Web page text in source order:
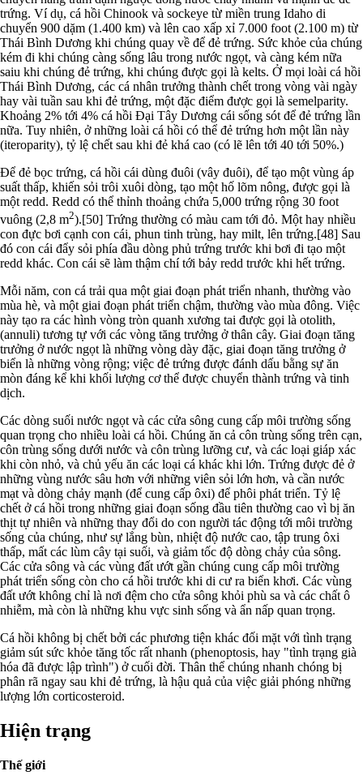
trứng. Ví dụ, cá hồi Chinook và sockeye từ miền trung Idaho di
chuyển 900 dặm (1.400 km) và lên cao xấp xỉ 7.000 foot (2.100 m) từ
Thái Bình Dương khi chúng quay về để đẻ trứng. Sức khỏe của chúng
kém đi khi chúng càng sống lâu trong nước ngọt, và càng kém nữa
saiu khi chúng đẻ trứng, khi chúng được gọi là kelts. Ở mọi loài cá hồi
Thái Bình Dương, các cá nhân trưởng thành chết trong vòng vài ngày
hay vài tuần sau khi đẻ trứng, một đặc điểm được gọi là semelparity.
Khoảng 2% tới 4% cá hồi Đại Tây Dương cái sống sót để đẻ trứng lần
nữa. Tuy nhiên, ở những loài cá hồi có thể đẻ trứng hơn một lần này
(iteroparity), tỷ lệ chết sau khi đẻ khá cao (có lẽ lên tới 40 tới 50%.)
Để đẻ bọc trứng, cá hồi cái dùng đuôi (vây đuôi), để tạo một vùng áp
suất thấp, khiến sỏi trôi xuôi dòng, tạo một hố lõm nông, được gọi là
một redd. Redd có thể thỉnh thoảng chứa 5,000 trứng rộng 30 foot
vuông (2,8 m2).[50] Trứng thường có màu cam tới đỏ. Một hay nhiều
con đực bơi cạnh con cái, phun tinh trùng, hay milt, lên trứng.[48] Sau
đó con cái đẩy sỏi phía đầu dòng phủ trứng trước khi bơi đi tạo một
redd khác. Con cái sẽ làm thậm chí tới bảy redd trước khi hết trứng.
Mỗi năm, con cá trải qua một giai đoạn phát triển nhanh, thường vào
mùa hè, và một giai đoạn phát triển chậm, thường vào mùa đông. Việc
này tạo ra các hình vòng tròn quanh xương tai được gọi là otolith,
(annuli) tương tự với các vòng tăng trưởng ở thân cây. Giai đoạn tăng
trưởng ở nước ngọt là những vòng dày đặc, giai đoạn tăng trưởng ở
biển là những vòng rộng; việc đẻ trứng được đánh dấu bằng sự ăn
mòn đáng kể khi khối lượng cơ thể được chuyển thành trứng và tinh
dịch.
Các dòng suối nước ngọt và các cửa sông cung cấp môi trường sống
quan trọng cho nhiều loài cá hồi. Chúng ăn cả côn trùng sống trên cạn,
côn trùng sống dưới nước và côn trùng lưỡng cư, và các loại giáp xác
khi còn nhỏ, và chủ yếu ăn các loại cá khác khi lớn. Trứng được đẻ ở
những vùng nước sâu hơn với những viên sỏi lớn hơn, và cần nước
mạt và dòng chảy mạnh (để cung cấp ôxi) để phôi phát triển. Tỷ lệ
chết ở cá hồi trong những giai đoạn sống đầu tiên thường cao vì bị ăn
thịt tự nhiên và những thay đổi do con người tác động tới môi trường
sống của chúng, như sự lắng bùn, nhiệt độ nước cao, tập trung ôxi
thấp, mất các lùm cây tại suối, và giảm tốc độ dòng chảy của sông.
Các cửa sông và các vùng đất ướt gần chúng cung cấp môi trường
phát triển sống còn cho cá hồi trước khi di cư ra biển khơi. Các vùng
đất ướt không chỉ là nơi đệm cho cửa sông khỏi phù sa và các chất ô
nhiễm, mà còn là những khu vực sinh sống và ẩn nấp quan trọng.
Cá hồi không bị chết bởi các phương tiện khác đối mặt với tình trạng
giảm sút sức khỏe tăng tốc rất nhanh (phenoptosis, hay "tình trạng già
hóa đã được lập trình") ở cuối đời. Thân thể chúng nhanh chóng bị
phân rã ngay sau khi đẻ trứng, là hậu quả của việc giải phóng những
lượng lớn corticosteroid.
Hiện trạng
Thế giới